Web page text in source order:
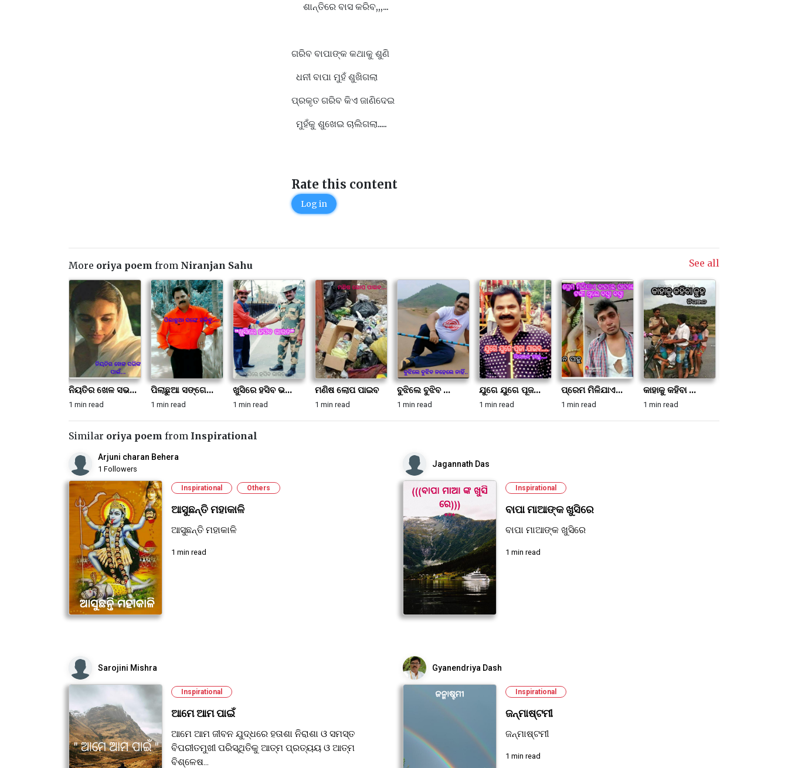
ଶାନ୍ତିରେ ବାସ କରିବ,,,...
ଗରିବ ବାପାଙ୍କ କଥାକୁ ଶୁଣି
ଧନୀ ବାପା ମୁହଁ ଶୁଖିଗଲା
ପ୍ରକୃତ ଗରିବ କିଏ ଜାଣିଦେଇ
ମୁହଁକୁ ଶୁଖେଇ ଚାଲିଗଲା.....
Rate this content
Log in
More oriya poem from Niranjan Sahu See all
ନିୟତିର ଖେଳ ସଭ...
1 min read
ପିଲାଛୁଆ ସଙ୍ଗେ...
1 min read
ଖୁସିରେ ହସିବ ଭ...
1 min read
ମଣିଷ ଲୋପ ପାଇବ
1 min read
ବୁଝିଲେ ବୁଝିବ ...
1 min read
ଯୁଗେ ଯୁଗେ ପୂଜ...
1 min read
ପ୍ରେମ ମିଳିଯାଏ...
1 min read
କାହାକୁ କହିବା ...
1 min read
Similar oriya poem from Inspirational
Arjuni charan Behera
1 Followers
Inspirational Others
ଆସୁଛନ୍ତି ମହାକାଳି
ଆସୁଛନ୍ତି ମହାକାଳି
1 min read
Jagannath Das
Inspirational
ବାପା ମାଆଙ୍କ ଖୁସିରେ
ବାପା ମାଆଙ୍କ ଖୁସିରେ
1 min read
Sarojini Mishra
Inspirational
ଆମେ ଆମ ପାଇଁ
ଆମେ ଆମ ଜୀବନ ଯୁଦ୍ଧରେ ହତାଶା ନିରାଶା ଓ ସମସ୍ତ
ବିପରୀତମୁଖୀ ପରିସ୍ଥିତିକୁ ଆତ୍ମ ପ୍ରତ୍ୟୟ ଓ ଆତ୍ମ
ବିଶ୍ଳେଷ...
Gyanendriya Dash
Inspirational
ଜନ୍ମାଷ୍ଟମୀ
ଜନ୍ମାଷ୍ଟମୀ
1 min read